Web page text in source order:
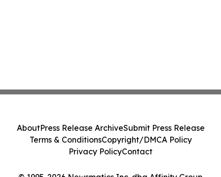
AboutPress Release ArchiveSubmit Press Release
Terms & ConditionsCopyright/DMCA Policy
Privacy PolicyContact